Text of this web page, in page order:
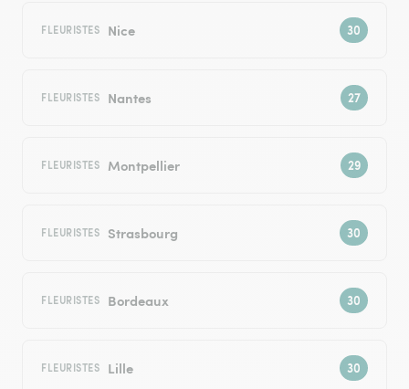
FLEURISTES Nice
FLEURISTES Nantes
FLEURISTES Montpellier
FLEURISTES Strasbourg
FLEURISTES Bordeaux
FLEURISTES Lille